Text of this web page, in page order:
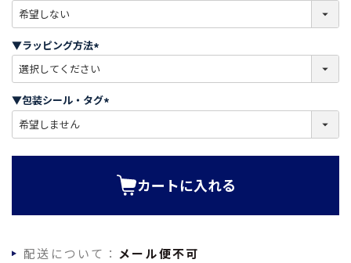
必
)
▼ラッピング方法
必
須
)
▼包装シール・タグ
必
カートに入れる
配送について： メール便不可